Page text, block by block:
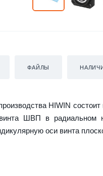
ФАЙЛЫ
HIWIN
ШВП в радиальном
оси винта